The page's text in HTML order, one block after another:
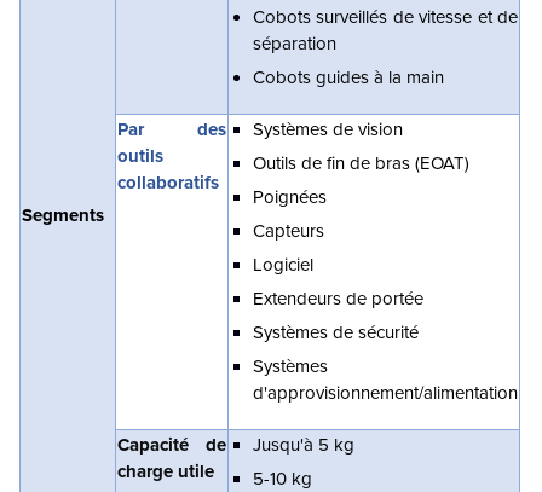
Segments
Cobots surveillés de vitesse et de
séparation
Cobots guides à la main
Par des
outils
collaboratifs
Systèmes de vision
Outils de fin de bras (EOAT)
Poignées
Capteurs
Logiciel
Extendeurs de portée
Systèmes de sécurité
Systèmes
d'approvisionnement/alimentation
Capacité de
charge utile
Jusqu'à 5 kg
5-10 kg